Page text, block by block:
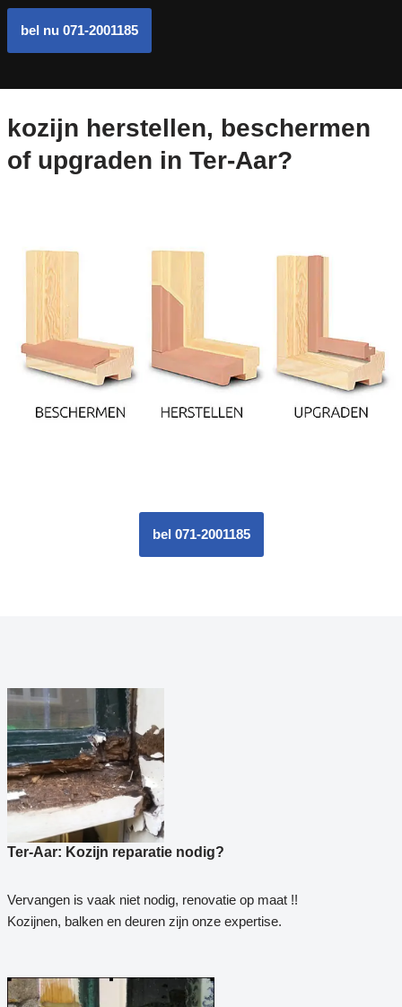
bel nu 071-2001185
kozijn herstellen, beschermen
of upgraden in Ter-Aar?
bel 071-2001185
Ter-Aar: Kozijn reparatie nodig?
Vervangen is vaak niet nodig, renovatie op maat !!
Kozijnen, balken en deuren zijn onze expertise.